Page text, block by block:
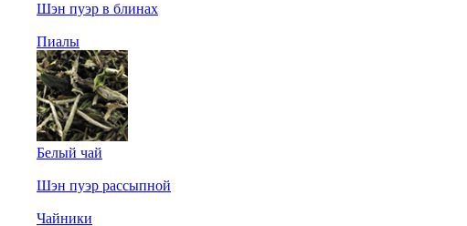
Шэн пуэр в блинах
Пиалы
Белый чай
Шэн пуэр рассыпной
Чайники